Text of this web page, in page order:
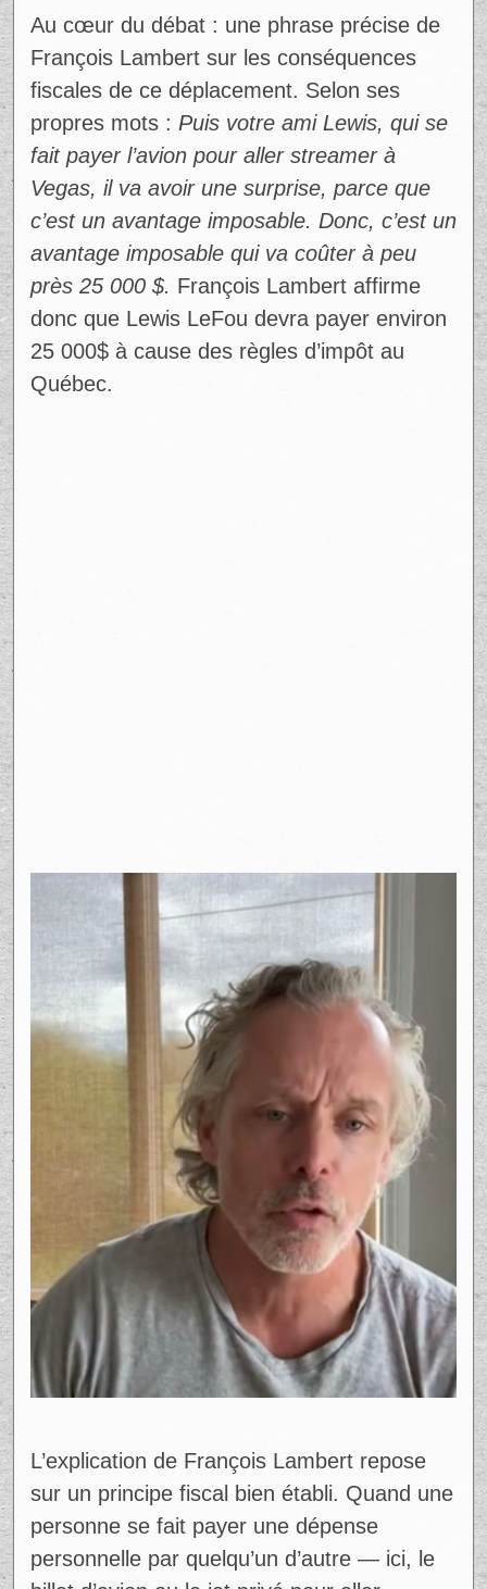
Au cœur du débat : une phrase précise de
François Lambert sur les conséquences
fiscales de ce déplacement. Selon ses
propres mots : Puis votre ami Lewis, qui se
fait payer l’avion pour aller streamer à
Vegas, il va avoir une surprise, parce que
c’est un avantage imposable. Donc, c’est un
avantage imposable qui va coûter à peu
près 25 000 $. François Lambert affirme
donc que Lewis LeFou devra payer environ
25 000$ à cause des règles d’impôt au
Québec.
L’explication de François Lambert repose
sur un principe fiscal bien établi. Quand une
personne se fait payer une dépense
personnelle par quelqu’un d’autre — ici, le